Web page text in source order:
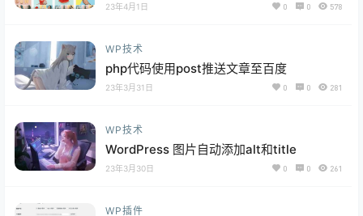
23年4月1日 0 0 578
WP技术
php代码使用post推送文章至百度
23年3月31日 0 0 281
WP技术
WordPress 图片自动添加alt和title
23年3月30日 0 0 261
WP插件